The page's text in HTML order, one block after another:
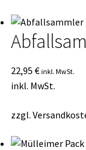
22,95 € inkl. MwSt.
inkl. MwSt.
zzgl.